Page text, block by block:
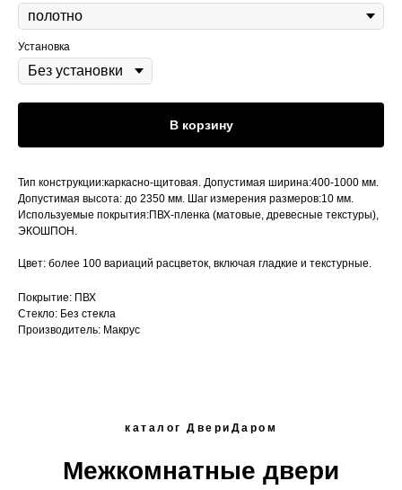
Установка
В корзину
Тип конструкции:каркасно-щитовая. Допустимая ширина:400-1000 мм.
Допустимая высота: до 2350 мм. Шаг измерения размеров:10 мм.
Используемые покрытия:ПВХ-пленка (матовые, древесные текстуры),
ЭКОШПОН.
Цвет: более 100 вариаций расцветок, включая гладкие и текстурные.
Покрытие: ПВХ
Стекло: Без стекла
Производитель: Макрус
каталог ДвериДаром
Межкомнатные двери